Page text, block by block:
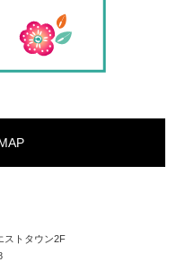
トタウン2F